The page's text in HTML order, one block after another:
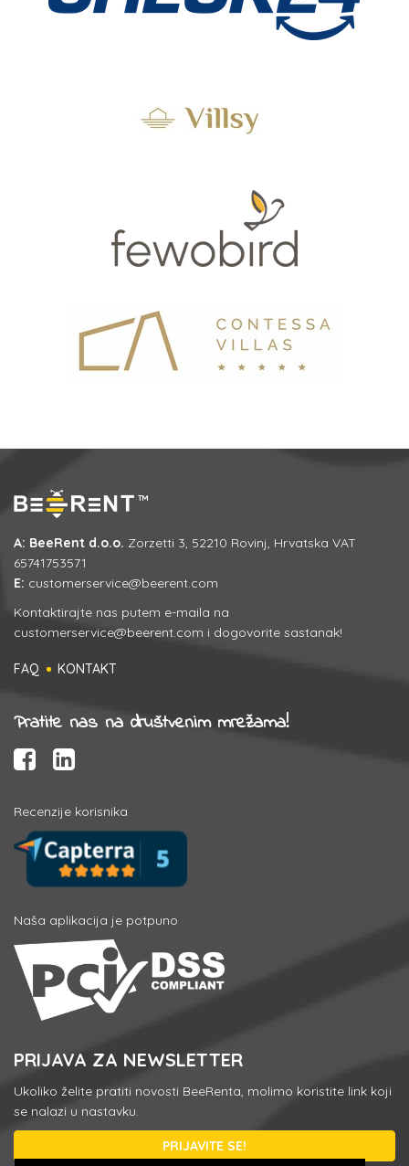
A: BeeRent d.o.o. Zorzetti 3, 52210 Rovinj, Hrvatska VAT
65741753571
E: customerservice@beerent.com
Kontaktirajte nas putem e-maila na
customerservice@beerent.com i dogovorite sastanak!
FAQ KONTAKT
Pratite nas na društvenim mrežama!
Recenzije korisnika
Naša aplikacija je potpuno
PRIJAVA ZA NEWSLETTER
Ukoliko želite pratiti novosti BeeRenta, molimo koristite link koji
se nalazi u nastavku.
PRIJAVITE SE!